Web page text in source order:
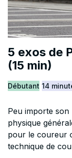
5 exos de
(15 min)
Débutant 14
Peu importe
physique
pour le coureur
technique de